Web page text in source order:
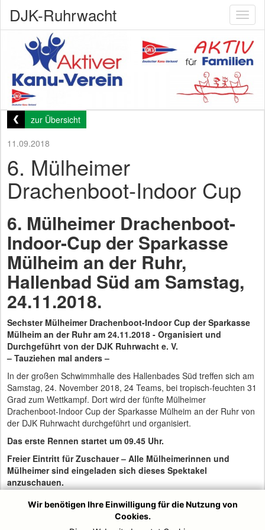
DJK-Ruhrwacht
zur Übersicht
11.09.2018
6. Mülheimer
Drachenboot-Indoor Cup
6. Mülheimer Drachenboot-
Indoor-Cup der Sparkasse
Mülheim an der Ruhr,
Hallenbad Süd am Samstag,
24.11.2018.
Sechster Mülheimer Drachenboot-Indoor Cup der Sparkasse
Mülheim an der Ruhr am 24.11.2018 - Organisiert und
Durchgeführt von der DJK Ruhrwacht e. V.
– Tauziehen mal anders –
In der großen Schwimmhalle des Hallenbades Süd treffen sich am
Samstag, 24. November 2018, 24 Teams, bei tropisch-feuchten 31
Grad zum Wettkampf. Dort wird der fünfte Mülheimer
Drachenboot-Indoor Cup der Sparkasse Mülheim an der Ruhr von
der DJK Ruhrwacht durchgeführt und organisiert.
Das erste Rennen startet um 09.45 Uhr.
Freier Eintritt für Zuschauer – Alle Mülheimerinnen und
Mülheimer sind eingeladen sich dieses Spektakel
anzuschauen.
Die Anmeldunterlagen sindunter www.drachenboot-muelheim.de
abrufbar. Ein Team beim Indoor Cup besteht aus zehn
PaddlerInnen und einem oder einer TrommlerIn. Mindestens vier
Wir benötigen Ihre Einwilligung für die Nutzung von
Cookies.